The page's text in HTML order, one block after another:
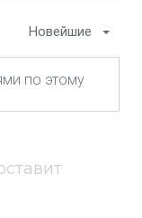
Новейшие